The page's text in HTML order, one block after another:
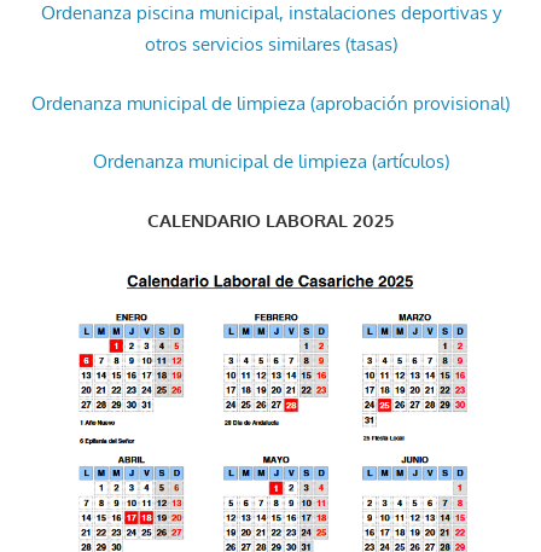
Ordenanza piscina municipal, instalaciones deportivas y
otros servicios similares (tasas)
Ordenanza municipal de limpieza (aprobación provisional)
Ordenanza municipal de limpieza (artículos)
CALENDARIO LABORAL 2025